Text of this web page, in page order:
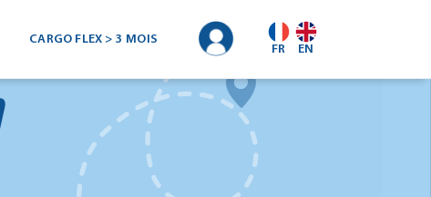
CARGO FLEX > 3 MOIS
FR EN